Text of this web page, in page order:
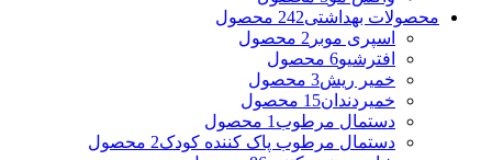
محصولات بهداشتی242 محصول
اسپری موبر 2 محصول
افترشیو6 محصول
خمیر ریش3 محصول
خمیردندان15 محصول
دستمال مرطوب 1 محصول
دستمال مرطوب پاک کننده کودک2 محصول